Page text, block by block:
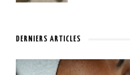
DERNIERS ARTICLES